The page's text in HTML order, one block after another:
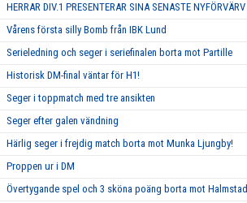
HERRAR DIV.1 PRESENTERAR SINA SENASTE NYFÖRVÄRV
Vårens första silly Bomb från IBK Lund
Serieledning och seger i seriefinalen borta mot Partille
Historisk DM-final väntar för H1!
Seger i toppmatch med tre ansikten
Seger efter galen vändning
Härlig seger i frejdig match borta mot Munka Ljungby!
Proppen ur i DM
Övertygande spel och 3 sköna poäng borta mot Halmstad